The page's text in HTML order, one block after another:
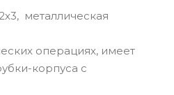
металлическая
операциях, имеет
корпуса с